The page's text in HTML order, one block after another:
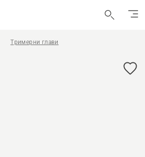
Тримерни глави